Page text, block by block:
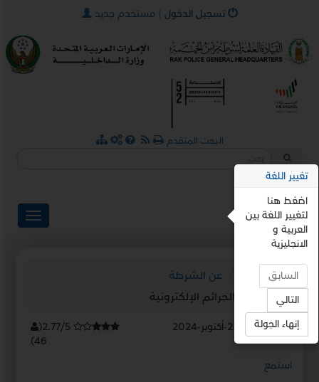
تسجيل الدخول|مستخدم جديد
البحث المتقدم
ENGLISH
×
الرئيسية
عن الشرطة
قانون الجرائم الإلكترونية
آخر تحديث : 2.77/5
(
46
)
استمع
تغيير اللغة
اضغط هنا
لتغيير اللغة بين
العربية و
الانجليزية
السابق
التالي
إنهاء الجولة